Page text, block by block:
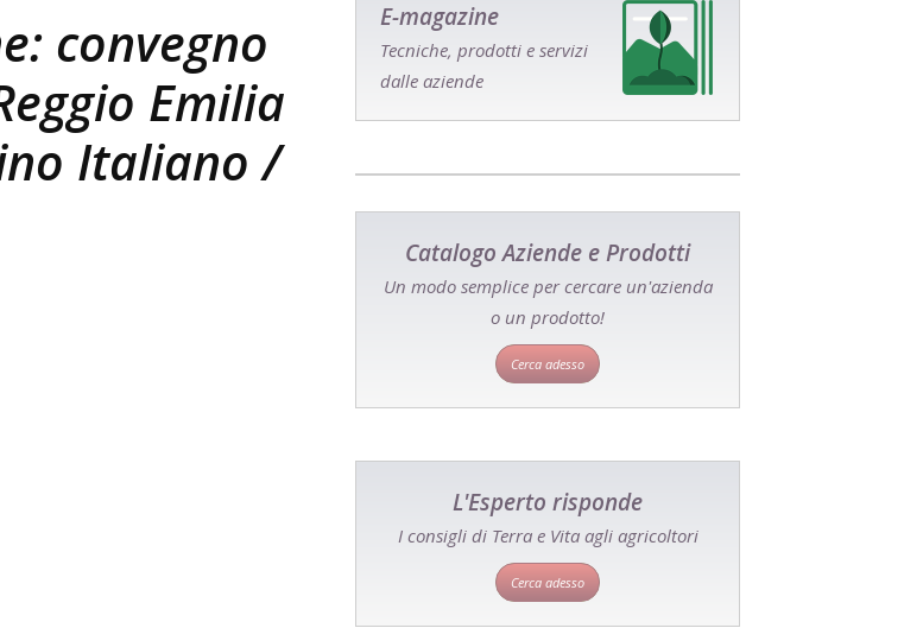
convegno
Emilia
Italiano /
E-magazine
Tecniche, prodotti e servizi
dalle aziende
Catalogo Aziende e Prodotti
Un modo semplice per cercare un'azienda
o un prodotto!
Cerca adesso
L'Esperto risponde
I consigli di Terra e Vita agli agricoltori
Cerca adesso